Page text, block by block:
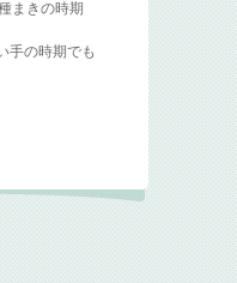
まきの時期
手の時期でも